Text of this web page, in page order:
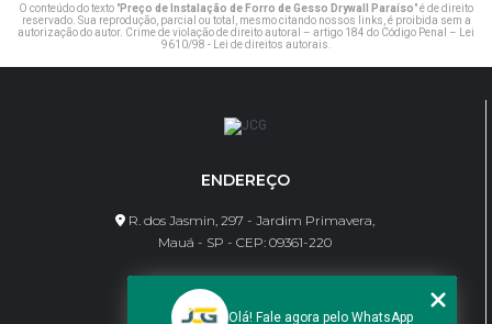
O conteúdo do texto "Preço de Instalação de Forro de Gesso Drywall Paraíso" é de direito
reservado. Sua reprodução, parcial ou total, mesmo citando nossos links, é proibida sem a
autorização do autor. Crime de violação de direito autoral – artigo 184 do Código Penal –
Lei
9610/98 - Lei de direitos autorais
ENDEREÇO
R. dos Jasmin, 297 - Jardim Primavera,
Mauá - SP - CEP: 09361-220
CONTATO
Olá! Fale agora pelo WhatsApp